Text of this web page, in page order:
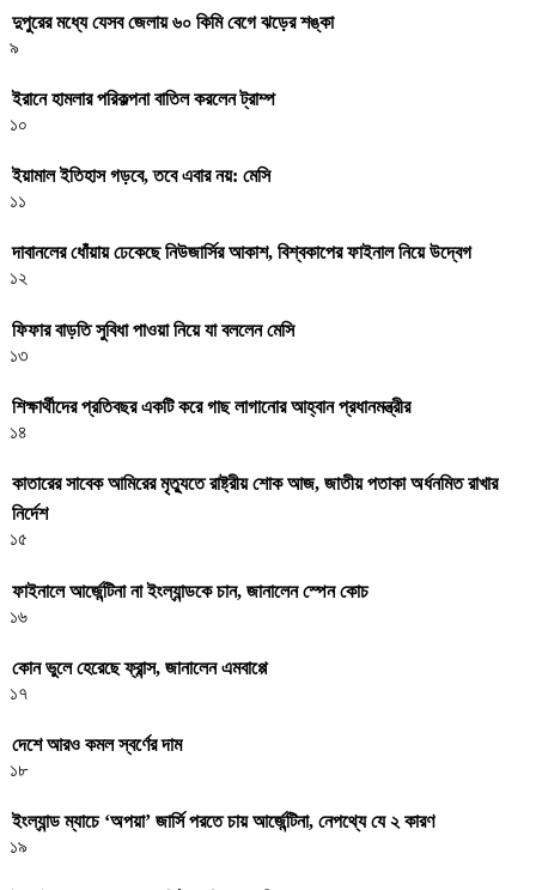
দুপুরের মধ্যে যেসব জেলায় ৬০ কিমি বেগে ঝড়ের শঙ্কা
৯
ইরানে হামলার পরিকল্পনা বাতিল করলেন ট্রাম্প
১০
ইয়ামাল ইতিহাস গড়বে, তবে এবার নয়: মেসি
১১
দাবানলের ধোঁয়ায় ঢেকেছে নিউজার্সির আকাশ, বিশ্বকাপের ফাইনাল নিয়ে উদ্বেগ
১২
ফিফার বাড়তি সুবিধা পাওয়া নিয়ে যা বললেন মেসি
১৩
শিক্ষার্থীদের প্রতিবছর একটি করে গাছ লাগানোর আহ্বান প্রধানমন্ত্রীর
১৪
কাতারের সাবেক আমিরের মৃত্যুতে রাষ্ট্রীয় শোক আজ, জাতীয় পতাকা অর্ধনমিত রাখার
নির্দেশ
১৫
ফাইনালে আর্জেন্টিনা না ইংল্যান্ডকে চান, জানালেন স্পেন কোচ
১৬
কোন ভুলে হেরেছে ফ্রান্স, জানালেন এমবাপ্পে
১৭
দেশে আরও কমল স্বর্ণের দাম
১৮
ইংল্যান্ড ম্যাচে ‘অপয়া’ জার্সি পরতে চায় আর্জেন্টিনা, নেপথ্যে যে ২ কারণ
১৯